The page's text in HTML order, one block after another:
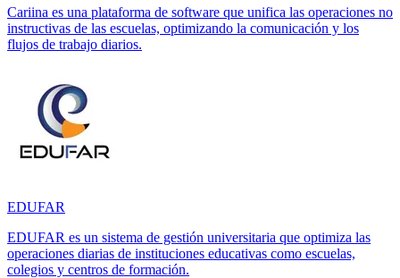
Cariina es una plataforma de software que unifica las operaciones no
instructivas de las escuelas, optimizando la comunicación y los
flujos de trabajo diarios.
EDUFAR
EDUFAR es un sistema de gestión universitaria que optimiza las
operaciones diarias de instituciones educativas como escuelas,
colegios y centros de formación.